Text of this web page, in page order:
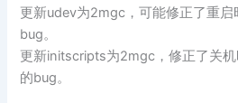
更新udev为2mgc，可能修正了重
bug。
更新initscripts为2mgc，修正了关
的bug。